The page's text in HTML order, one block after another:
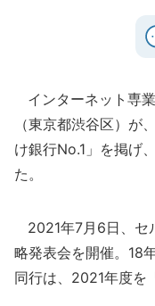
インターネット専
（東京都渋谷区）が
け銀行No.1」を掲げ
た。
2021年7月6日、セ
略発表会を開催。18
同行は、2021年度を